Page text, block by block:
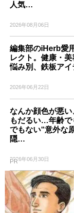
人気…
2026年08月06日
編集部のiHerb愛
レクト。健康・
悩み別、鉄板ア
2026年06月22日
なんか顔色が悪い
もだるい…年齢で
でもない“意外な
隠…
2026年06月30日
PR